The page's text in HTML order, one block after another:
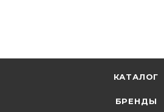
КАТАЛОГ
БРЕНДЫ